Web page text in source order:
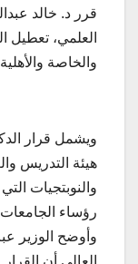
قرر د. خالد
العلمي، تعطيل
والخاصة والأهلية
ويشمل قرار
هيئة التدريس
والنوبتجيات
رؤساء
وأوضح الوزير